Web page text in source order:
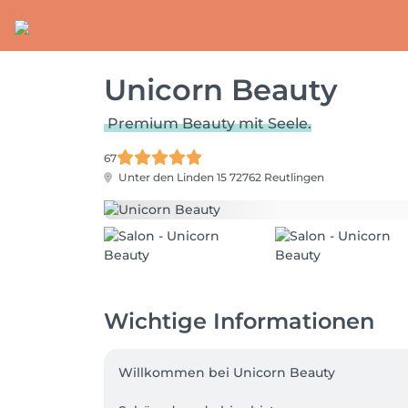
Unicorn Beauty
Premium Beauty mit Seele.
67
Unter den Linden 15 72762 Reutlingen
Wichtige Informationen
Willkommen bei Unicorn Beauty